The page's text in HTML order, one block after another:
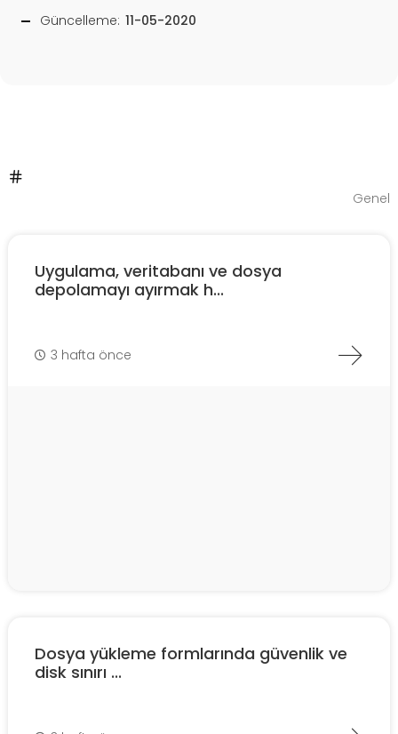
Güncelleme: 11-05-2020
Genel
Uygulama, veritabanı ve dosya
depolamayı ayırmak h...
3 hafta önce
Dosya yükleme formlarında güvenlik ve
disk sınırı ...